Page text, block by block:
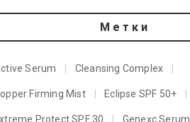
Метки
Serum Cleansing Complex
Firming Mist Eclipse SPF 50+
Protect SPF 30 Genexc Serum